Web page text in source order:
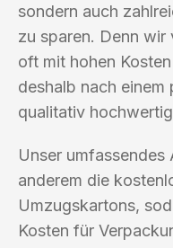
sondern auch
zu sparen. Denn wir
oft mit hohen
deshalb nach
qualitativ
Unser
anderem die
Umzugskartons,
Kosten für